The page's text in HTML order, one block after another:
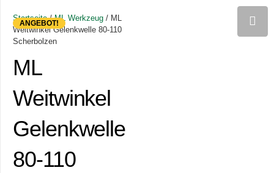
ANGEBOT!
Startseite/ML Werkzeug / ML
Weitwinkel Gelenkwelle 80-110
Scherbolzen
ML
Weitwinkel
Gelenkwelle
80-110